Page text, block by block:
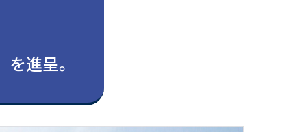
進呈。